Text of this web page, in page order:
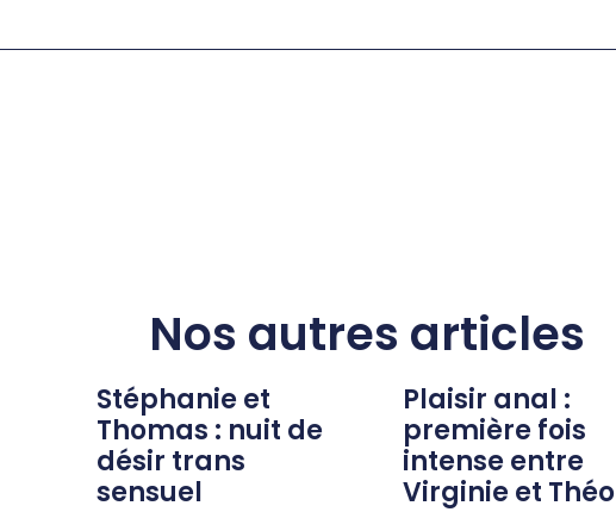
Nos autres articles
Stéphanie et
Thomas : nuit de
désir trans
sensuel
Plaisir anal :
première fois
intense entre
Virginie et Théo